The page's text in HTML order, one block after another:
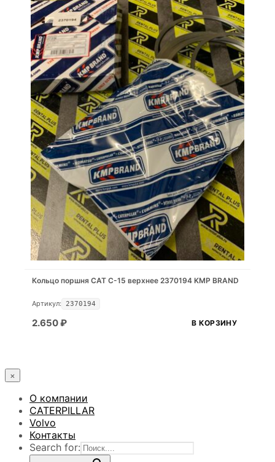
Кольцо поршня САТ С-15 верхнее 2370194 KMP BRAND
Артикул: 2370194
2.650₽ В КОРЗИНУ
×
О компании
CATERPILLAR
Volvo
Контакты
Search for: